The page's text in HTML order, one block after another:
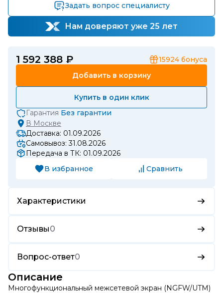
Задать вопрос специалисту
Нам доверяют уже 25 лет
1 592 388 ₽ 15924 бонуса
Добавить в корзину
Купить в один клик
Гарантия Без гарантии
В Москве
Доставка: 01.09.2026
Самовывоз: 31.08.2026
Передача в ТК: 01.09.2026
В избранное
Сравнить
Характеристики
Отзывы0
Вопрос-ответ0
Описание
Многофункциональный межсетевой экран (NGFW/UTM)